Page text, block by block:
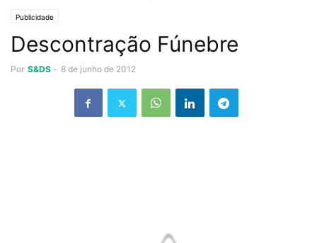
Publicidade
Descontração Fúnebre
Por S&DS - 8 de junho de 2012